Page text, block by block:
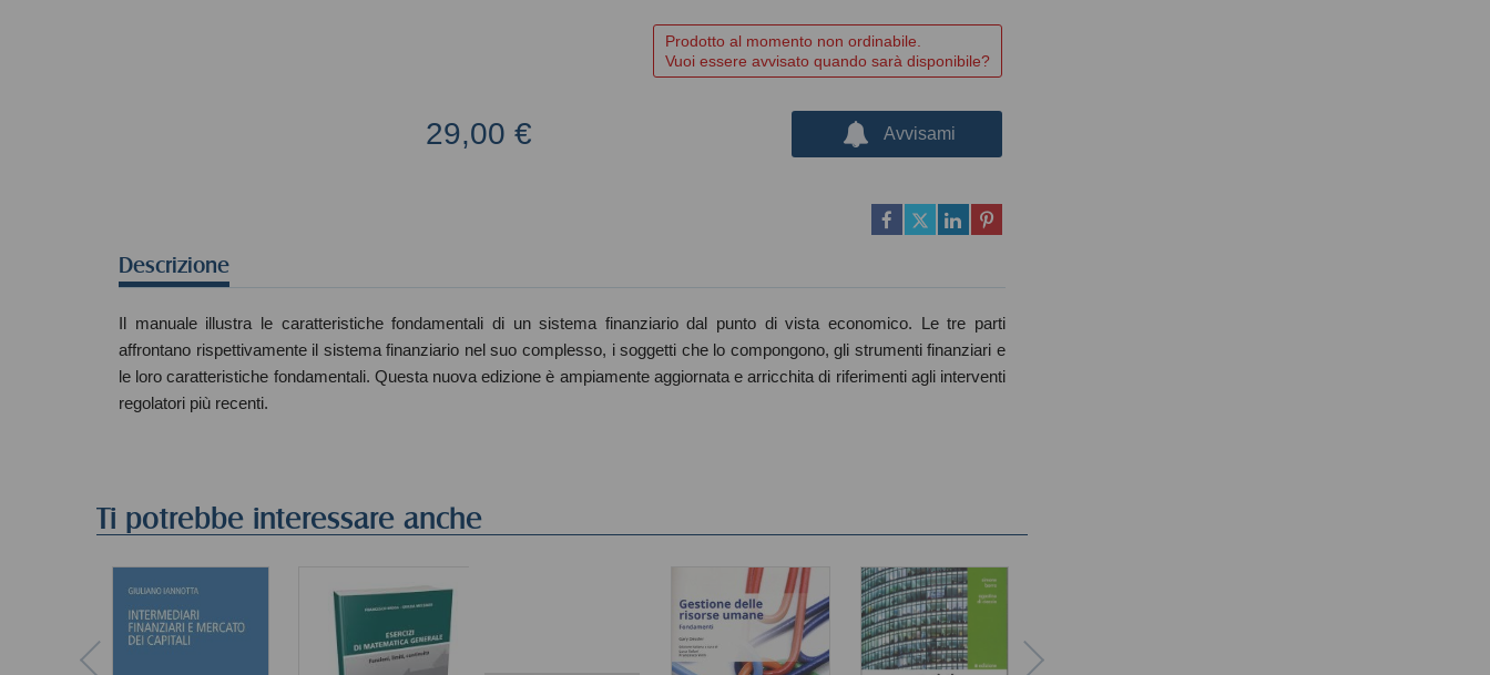
Prodotto al momento non ordinabile.
Vuoi essere avvisato quando sarà disponibile?
29,00 € Avvisami
Descrizione
Il manuale illustra le caratteristiche fondamentali di un sistema finanziario dal punto di vista economico. Le tre parti
affrontano rispettivamente il sistema finanziario nel suo complesso, i soggetti che lo compongono, gli strumenti finanziari e
le loro caratteristiche fondamentali. Questa nuova edizione è ampiamente aggiornata e arricchita di riferimenti agli interventi
regolatori più recenti.
Ti potrebbe interessare anche